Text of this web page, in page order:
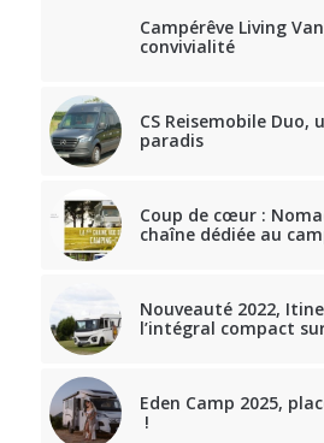
Campérêve Living
convivialité
CS Reisemobile Duo,
paradis
Coup de cœur :
chaîne dédiée au
Nouveauté 2022,
l’intégral compact
Eden Camp 2025,
!